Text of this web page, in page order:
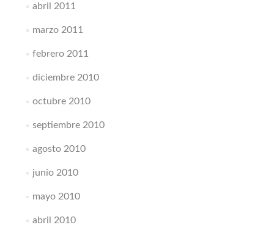
abril 2011
marzo 2011
febrero 2011
diciembre 2010
octubre 2010
septiembre 2010
agosto 2010
junio 2010
mayo 2010
abril 2010